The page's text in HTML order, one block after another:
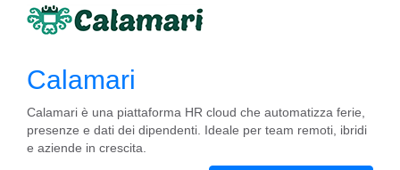
Calamari
Calamari è una piattaforma HR cloud che automatizza ferie,
presenze e dati dei dipendenti. Ideale per team remoti, ibridi
e aziende in crescita.